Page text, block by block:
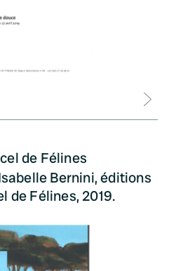
de Félines
Bernini, éditions
de Félines, 2019.